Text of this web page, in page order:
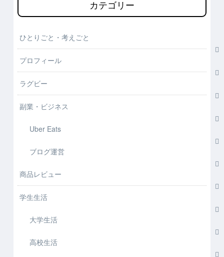
カテゴリー
ひとりごと・考えごと
プロフィール
ラグビー
副業・ビジネス
Uber Eats
ブログ運営
商品レビュー
学生生活
大学生活
高校生活